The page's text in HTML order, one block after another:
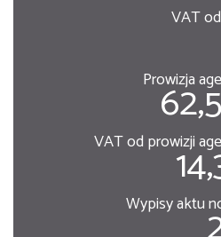
VAT
Prowizja
VAT od prowizji
Wypisy aktu